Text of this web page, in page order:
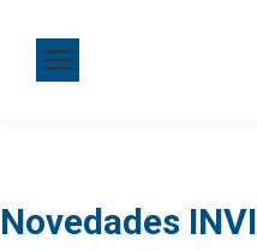
Novedades INVI